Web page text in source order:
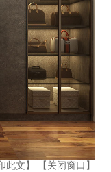
此文】
【关闭窗口】